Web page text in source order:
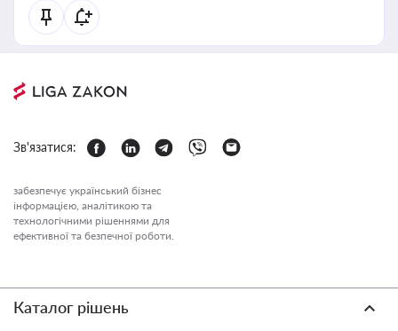
Зв'язатися:
забезпечує український бізнес
інформацією, аналітикою та
технологічними рішеннями для
ефективної та безпечної роботи.
Каталог рішень